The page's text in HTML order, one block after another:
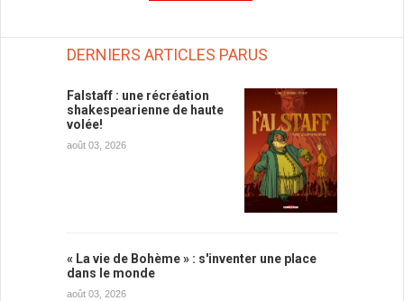
DERNIERS ARTICLES PARUS
Falstaff : une récréation
shakespearienne de haute
volée!
août 03, 2026
« La vie de Bohème » : s'inventer une place
dans le monde
août 03, 2026